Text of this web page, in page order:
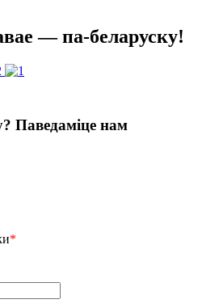
— па-беларуску!
Паведаміце нам
*